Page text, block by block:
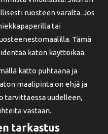
ruosteen varalta. Jos
tai
Tämä
katon käyttöikää.
katto puhtaana ja
maalipinta on ehjä ja
tarvittaessa uudelleen,
vastaan.
tarkastus